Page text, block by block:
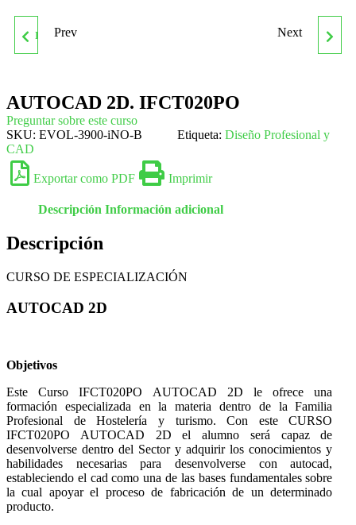
INGLES. RESTAURACIÓN.
Prev
DE LA NORMA BRC 8 DE
Next
AUTOCAD 2D. IFCT020PO
Preguntar sobre este curso
SKU: EVOL-3900-iNO-B Etiqueta: Diseño Profesional y
CAD
Exportar como PDF Imprimir
Descripción Información adicional
Descripción
CURSO DE ESPECIALIZACIÓN
AUTOCAD 2D
Objetivos
Este Curso IFCT020PO AUTOCAD 2D le ofrece una
formación especializada en la materia dentro de la Familia
Profesional de Hostelería y turismo. Con este CURSO
IFCT020PO AUTOCAD 2D el alumno será capaz de
desenvolverse dentro del Sector y adquirir los conocimientos y
habilidades necesarias para desenvolverse con autocad,
estableciendo el cad como una de las bases fundamentales sobre
la cual apoyar el proceso de fabricación de un determinado
producto.